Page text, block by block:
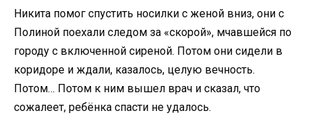
Никита помог спустить носилки с женой вниз, они с
Полиной поехали следом за «скорой», мчавшейся по
городу с включенной сиреной. Потом они сидели в
коридоре и ждали, казалось, целую вечность.
Потом… Потом к ним вышел врач и сказал, что
сожалеет, ребёнка спасти не удалось.